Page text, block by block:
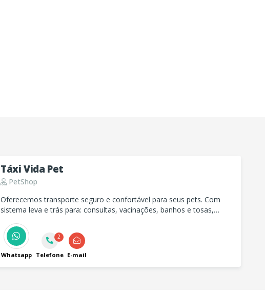
Táxi Vida Pet
PetShop
Oferecemos transporte seguro e confortável para seus pets. Com
sistema leva e trás para: consultas, vacinações, banhos e tosas,
fosse nosso! Com responsabilidade e carinho.
Whatsapp
2
Telefone E-mail